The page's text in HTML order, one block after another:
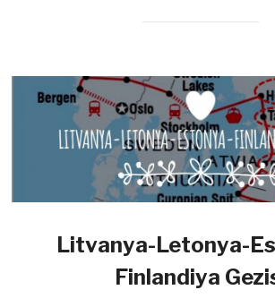
Litvanya-Letonya-
Finlandiya